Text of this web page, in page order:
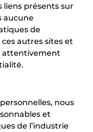
présents sur
aucune
de
autres sites et
attentivement
nous
et
de l’industrie